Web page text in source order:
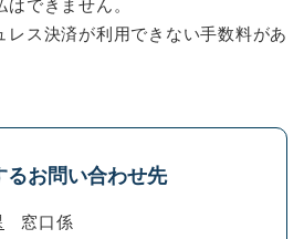
できません。
レス決済が利用できない手数料があ
るお問い合わせ先
窓口係